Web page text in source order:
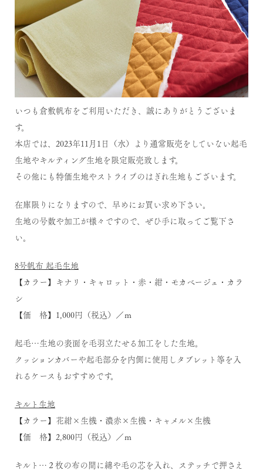
いつも倉敷帆布をご利用いただき、誠にありがとうございま
す。
本店では、2023年11月1日（水）より通常販売をしていない起毛
生地やキルティング生地を限定販売致します。
その他にも特価生地やストライプのはぎれ生地もございます。
在庫限りになりますので、早めにお買い求め下さい。
生地の号数や加工が様々ですので、ぜひ手に取ってご覧下さ
い。
8号帆布 起毛生地
【カラー】キナリ・キャロット・赤・紺・モカベージュ・カラ
シ
【価 格】1,000円（税込）／ｍ
起毛…生地の表面を毛羽立たせる加工をした生地。
クッションカバーや起毛部分を内側に使用しタブレット等を入
れるケースもおすすめです。
キルト生地
【カラー】花紺×生機・濃赤×生機・キャメル×生機
【価 格】2,800円（税込）／ｍ
キルト…２枚の布の間に綿や毛の芯を入れ、ステッチで押さえ